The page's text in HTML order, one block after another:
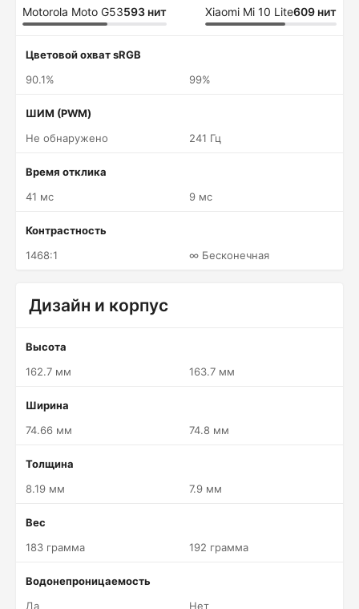
Motorola Moto G53593 нит Xiaomi Mi 10 Lite609 нит
Цветовой охват sRGB
90.1%
99%
ШИМ (PWM)
Не обнаружено
241 Гц
Время отклика
41 мс
9 мс
Контрастность
1468:1
∞ Бесконечная
Дизайн и корпус
Высота
162.7 мм
163.7 мм
Ширина
74.66 мм
74.8 мм
Толщина
8.19 мм
7.9 мм
Вес
183 грамма
192 грамма
Водонепроницаемость
Да
Нет